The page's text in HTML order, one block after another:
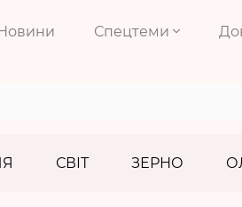
Спецтеми
СВІТ ЗЕРНО